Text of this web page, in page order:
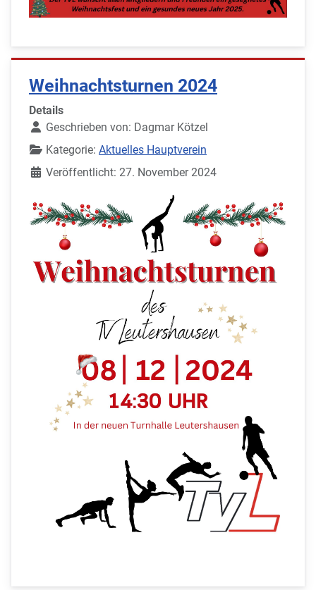
Weihnachtsturnen 2024
Details
Geschrieben von: Dagmar Kötzel
Kategorie: Aktuelles Hauptverein
Veröffentlicht: 27. November 2024